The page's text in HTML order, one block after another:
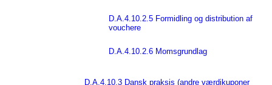
D.A.4.10.2.5 Formidling og distribution af
vouchere
D.A.4.10.2.6 Momsgrundlag
D.A.4.10.3 Dansk praksis (andre værdikuponer